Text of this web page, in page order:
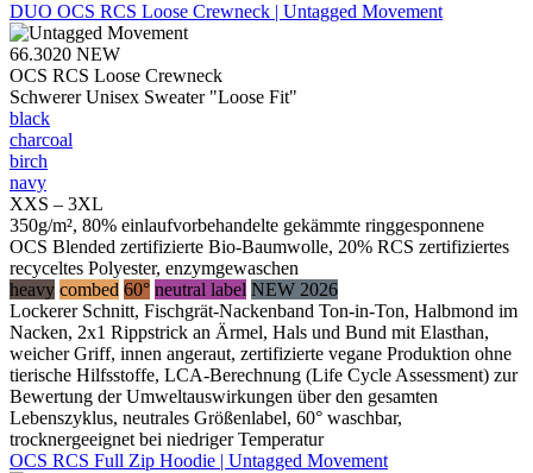
DUO OCS RCS Loose Crewneck | Untagged Movement
66.3020 NEW
OCS RCS Loose Crewneck
Schwerer Unisex Sweater "Loose Fit"
black
charcoal
birch
navy
XXS – 3XL
350g/m², 80% einlaufvorbehandelte gekämmte ringgesponnene
OCS Blended zertifizierte Bio-Baumwolle, 20% RCS zertifiziertes
recyceltes Polyester, enzymgewaschen
heavy combed 60° neutral label NEW 2026
Lockerer Schnitt, Fischgrät-Nackenband Ton-in-Ton, Halbmond im
Nacken, 2x1 Rippstrick an Ärmel, Hals und Bund mit Elasthan,
weicher Griff, innen angeraut, zertifizierte vegane Produktion ohne
tierische Hilfsstoffe, LCA-Berechnung (Life Cycle Assessment) zur
Bewertung der Umweltauswirkungen über den gesamten
Lebenszyklus, neutrales Größenlabel, 60° waschbar,
trocknergeeignet bei niedriger Temperatur
OCS RCS Full Zip Hoodie | Untagged Movement